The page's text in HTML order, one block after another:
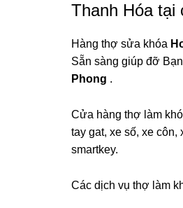
Thanh Hóa tại
Hàng thợ sửa khóa
Sẵn sàng giúp đỡ
Phong .
Cửa hàng thợ làm
tay gat, xe số, xe
smartkey.
Các dịch vụ thợ làm